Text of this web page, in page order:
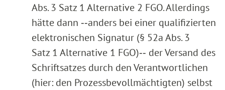
Abs. 3 Satz 1 Alternative 2 FGO. Allerdings
hätte dann ‑‑anders bei einer qualifizierten
elektronischen Signatur (§ 52a Abs. 3
Satz 1 Alternative 1 FGO)‑‑ der Versand des
Schriftsatzes durch den Verantwortlichen
(hier: den Prozessbevollmächtigten) selbst